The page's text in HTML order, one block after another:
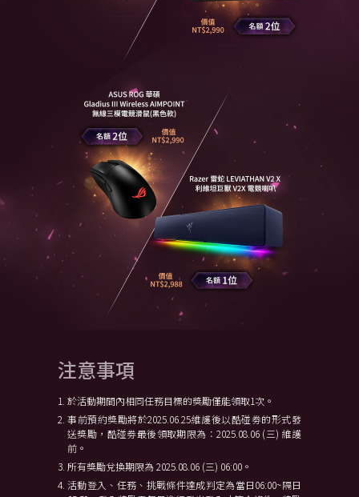
注意事項
於活動期間內相同任務目標的獎勵僅能領取1次。
事前預約獎勵將於2025.06.25維護後以酷碰劵的形式發
送獎勵，酷碰劵最後領取期限為：2025.08.06 (三) 維護
前。
所有獎勵兌換期限為 2025.08.06 (三) 06:00。
活動登入、任務、挑戰條件達成判定為當日06:00~隔日